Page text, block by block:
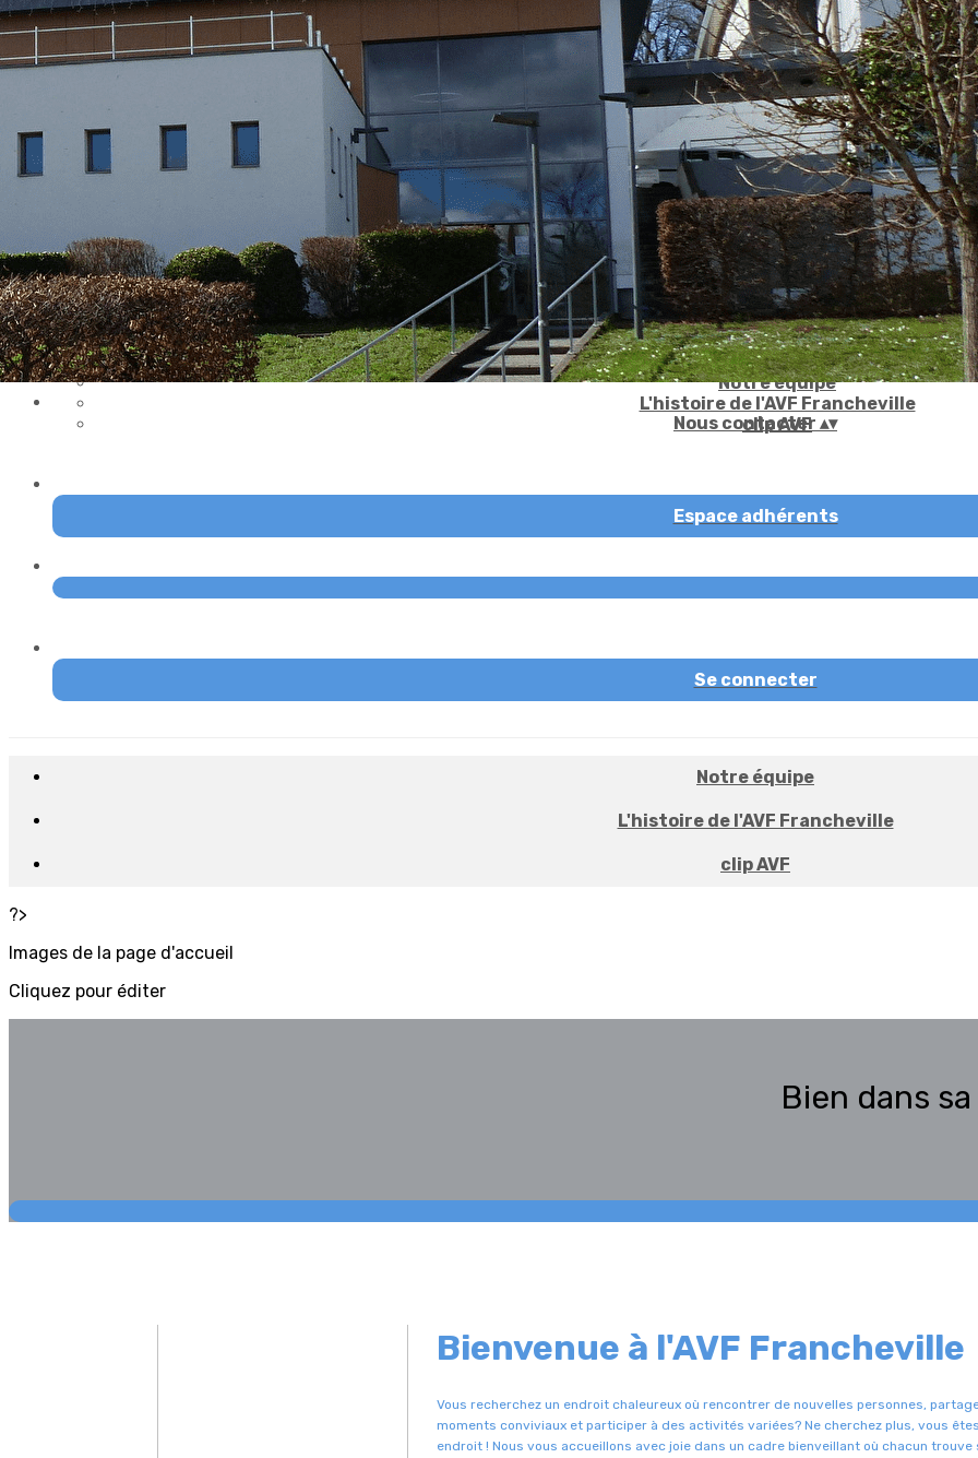
Exporter les lignes sélectionnées
Exporter toutes les colonnes
Exporter uniquement les colonnes affichées
Ajoutez un logo, un bouton, des réseaux sociaux
Cliquez pour éditer
Accueil▴▾
Qui sommes nous ?▴▾
Notre équipe
L'histoire de l'AVF Francheville
clip AVF
Nous contacter ▴▾
Espace adhérents
Se connecter
Notre équipe
L'histoire de l'AVF Francheville
clip AVF
?>
Images de la page d'accueil
Cliquez pour éditer
Bien dans
Bienvenue à l'AVF Francheville
Vous recherchez un endroit chaleureux où rencontrer de nouvelles personnes,
moments conviviaux et participer à des activités variées? Ne cherchez plus, vous
endroit ! Nous vous accueillons avec joie dans un cadre bienveillant où chacun trouve